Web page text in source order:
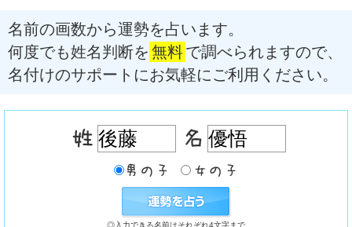
名前の画数から運勢を占います。
何度でも姓名判断を 無料で調べられますので、
名付けのサポートにお気軽にご利用ください。
◎入力できる名前はそれぞれ4文字まで